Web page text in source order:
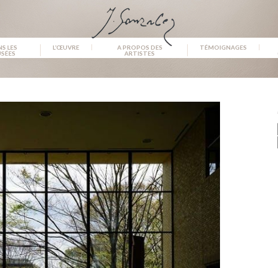
LES
L’ŒUVRE
A PROPOS DES
ARTISTES
TÉMOIGNAGES